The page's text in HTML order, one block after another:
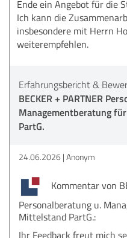
Ende ein Angebot für die
Ich kann die
insbesondere mit Herrn
weiterempfehlen.
Erfahrungsbericht &
BECKER + PARTNER
Managementberatung
PartG.
24.06.2026 Anonym
Kommentar von
Personalberatung u.
Mittelstand PartG.:
Ihr Feedback freut mich